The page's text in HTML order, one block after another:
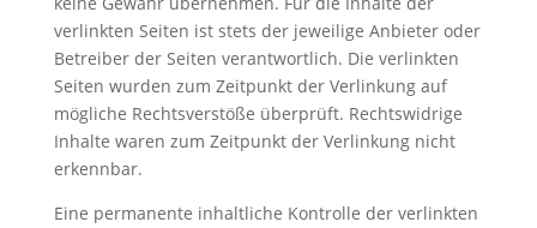
verlinkten Seiten ist stets der jeweilige Anbieter oder
Betreiber der Seiten verantwortlich. Die verlinkten
Seiten wurden zum Zeitpunkt der Verlinkung auf
mögliche Rechtsverstöße überprüft. Rechtswidrige
Inhalte waren zum Zeitpunkt der Verlinkung nicht
erkennbar.
Eine permanente inhaltliche Kontrolle der verlinkten